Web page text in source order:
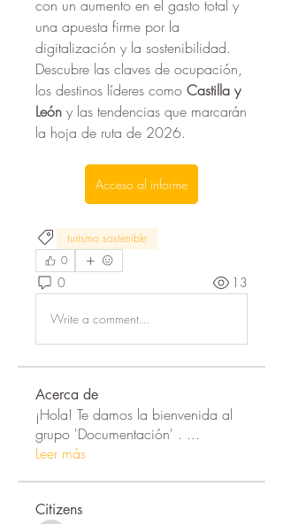
con un aumento en el gasto total y
una apuesta firme por la
digitalización y la sostenibilidad.
Descubre las claves de ocupación,
los destinos líderes como Castilla y
León y las tendencias que marcarán
la hoja de ruta de 2026.
Acceso al informe
turismo sostenible
0
0 13
Write a comment...
Acerca de
¡Hola! Te damos la bienvenida al
grupo 'Documentación' . ...
Leer más
Citizens